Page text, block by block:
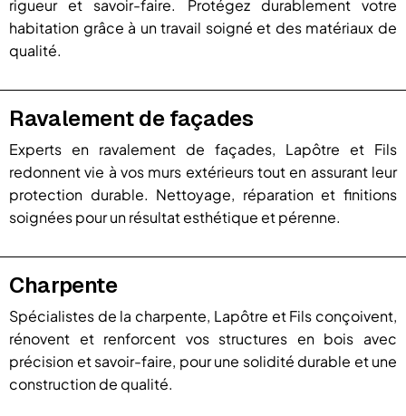
rigueur et savoir-faire. Protégez durablement votre
habitation grâce à un travail soigné et des matériaux de
qualité.
Ravalement de façades
Experts en ravalement de façades, Lapôtre et Fils
redonnent vie à vos murs extérieurs tout en assurant leur
protection durable. Nettoyage, réparation et finitions
soignées pour un résultat esthétique et pérenne.
Charpente
Spécialistes de la charpente, Lapôtre et Fils conçoivent,
rénovent et renforcent vos structures en bois avec
précision et savoir-faire, pour une solidité durable et une
construction de qualité.